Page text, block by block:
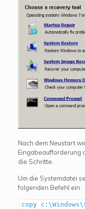
Nach dem Neustart
Eingabeaufforderung
die Schritte.
Um die Systemdatei
folgenden Befehl ein.
copy